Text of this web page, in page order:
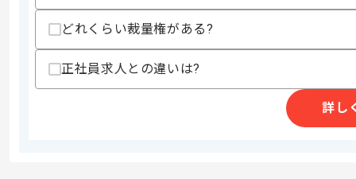
その他募集要項
募集人数
作業開始日
2026/05/25
どれくらい裁量権がある?
正社員求人との違いは?
詳し